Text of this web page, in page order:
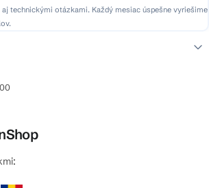
technickými otázkami. Každý mesiac úspešne vyriešime